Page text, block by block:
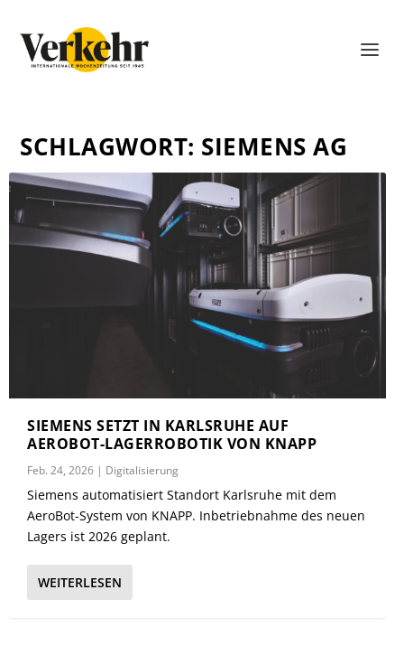
SCHLAGWORT: SIEMENS AG
SIEMENS SETZT IN KARLSRUHE AUF
AEROBOT-LAGERROBOTIK VON KNAPP
Feb. 24, 2026 | Digitalisierung
Siemens automatisiert Standort Karlsruhe mit dem
AeroBot-System von KNAPP. Inbetriebnahme des neuen
Lagers ist 2026 geplant.
WEITERLESEN